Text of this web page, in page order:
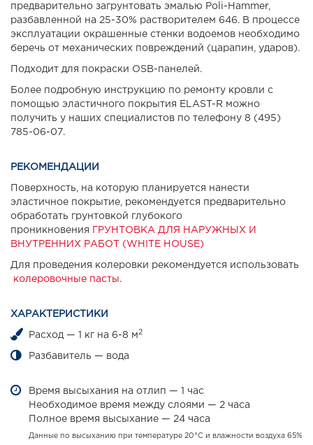
предварительно загрунтовать эмалью Poli-Hammer,
разбавленной на 25-30% растворителем 646. В процессе
эксплуатации окрашенные стенки водоемов необходимо
беречь от механических повреждений (царапин, ударов).
Подходит для покраски OSB-панелей.
Более подробную инструкцию по ремонту кровли с
помощью эластичного покрытия ELAST-R можно
получить у наших специалистов по телефону 8 (495)
785-06-07.
РЕКОМЕНДАЦИИ
Поверхность, на которую планируется нанести
эластичное покрытие, рекомендуется предварительно
обработать грунтовкой глубокого
проникновения
ГРУНТОВКА ДЛЯ НАРУЖНЫХ И
ВНУТРЕННИХ РАБОТ (WHITE HOUSE)
Для проведения колеровки рекомендуется использовать
колеровочные пасты .
ХАРАКТЕРИСТИКИ
Расход — 1 кг на 6-8 м 2
Разбавитель — вода
Время высыхания на отлип — 1 час
Необходимое время между слоями — 2 часа
Полное время высыхание — 24 часа
Данные по высыханию при температуре 20°С и влажности воздуха 65%